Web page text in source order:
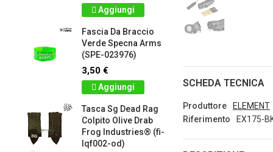
SCHEDA TECNICA
Produttore
ELEMENT
Riferimento
EX175-
Aggiungi
Fascia Da Braccio
Verde Specna Arms
(SPE-023976)
3,50 €
Aggiungi
Tasca Sg Dead Rag
Colpito Olive Drab
Frog Industries® (fi-
lqf002-od)
lq2402-
Dettagli